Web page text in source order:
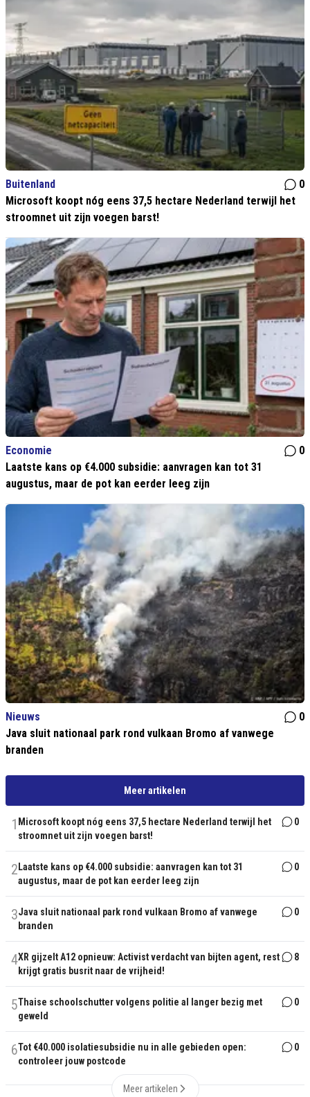
Buitenland
0
Microsoft koopt nóg eens 37,5 hectare Nederland terwijl het
stroomnet uit zijn voegen barst!
Economie
0
Laatste kans op €4.000 subsidie: aanvragen kan tot 31
augustus, maar de pot kan eerder leeg zijn
Nieuws
0
Java sluit nationaal park rond vulkaan Bromo af vanwege
branden
Meer artikelen
1 Microsoft koopt nóg eens 37,5 hectare Nederland terwijl het
stroomnet uit zijn voegen barst!
0
2 Laatste kans op €4.000 subsidie: aanvragen kan tot 31
augustus, maar de pot kan eerder leeg zijn
0
3Java sluit nationaal park rond vulkaan Bromo af vanwege
branden
0
4XR gijzelt A12 opnieuw: Activist verdacht van bijten agent, rest
krijgt gratis busrit naar de vrijheid!
8
5Thaise schoolschutter volgens politie al langer bezig met
geweld
0
6Tot €40.000 isolatiesubsidie nu in alle gebieden open:
controleer jouw postcode
0
Meer artikelen